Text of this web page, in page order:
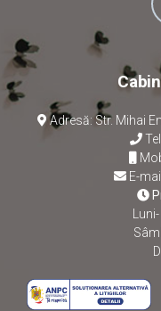
Adresă: Str. Mihai
E-